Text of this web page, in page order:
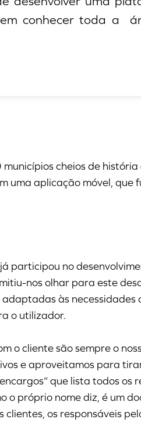
conhecer toda a
cheios de
uma aplicação móvel,
participou no
nos olhar para este
às
o utilizador.
o cliente são sempre o
e aproveitamos para
que lista todos
o próprio nome diz, é um
clientes, os responsáveis